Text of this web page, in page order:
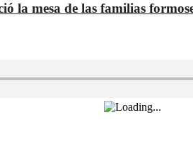
la mesa de las familias